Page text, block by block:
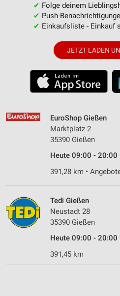
✔ Folge deinem
✔ Push-
✔ Einkaufsliste - Einkauf
JETZT LADEN
EuroShop Gießen
Marktplatz 2
35390 Gießen
Heute 09:00 - 20:00
391,28 km •
Tedi Gießen
Neustadt 28
35390 Gießen
Heute 09:00 - 20:00
391,45 km